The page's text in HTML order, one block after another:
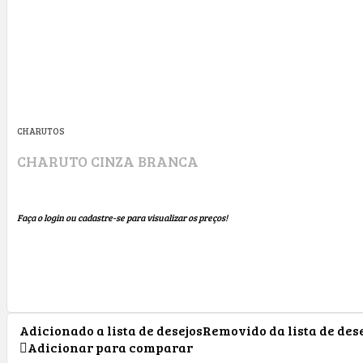
CHARUTOS
CHARUTO CINZA BRANCA
Faça o login ou cadastre-se para visualizar os preços!
Adicionado a lista de desejosRemovido da lista de
Adicionar para comparar